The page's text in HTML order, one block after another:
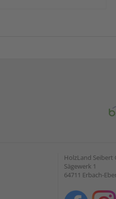
HolzLand Seibert
Sägewerk 1
64711 Erbach-